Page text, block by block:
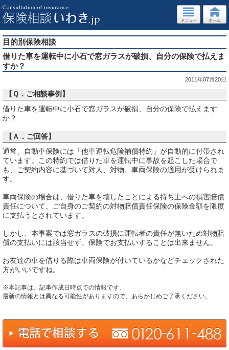
目的別保険相談
借りた車を運転中に小石で窓ガラスが破損、自分の保険で払えま
すか？
2011年07月20日
【Ｑ．ご相談事例】
借りた車を運転中に小石で窓ガラスが破損、自分の保険で払えます
か？
【Ａ．ご回答】
通常、自動車保険には「他車運転危険補償特約」が自動的に付帯され
ています。この特約では借りた車を運転中に事故を起こした場合で
も、ご契約内容に基づいて対人、対物、車両保険の適用が受けられま
す。
車両保険の場合は、借りた車を壊したことによる持ち主への損害賠償
責任について、ご自身のご契約の対物賠償責任保険の保険金額を限度
に支払うとされています。
しかし、本事案では窓ガラスの破損に運転者の責任が無いため対物賠
償の支払いには該当せず、保険でお支払いすることは出来ません。
お友達の車を借りる際は車両保険が付いているかなどチェックされた
方がいいですね。
※本記事は、記事作成日時点での情報です。
最新の情報とは異なる可能性がありますので、あらかじめご了承ください。